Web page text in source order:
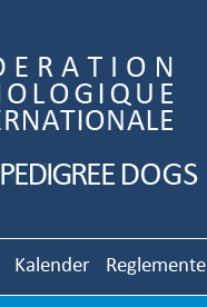
Kalender Reglemente